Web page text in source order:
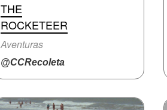
THE
ROCKETEER
Aventuras
@CCRecoleta